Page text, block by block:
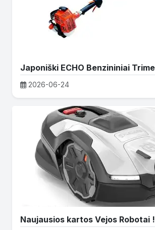
2026-06-24
Naujausios kartos Vejos Robotai !